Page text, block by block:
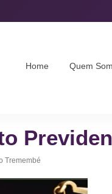
Home Quem
Tremembé